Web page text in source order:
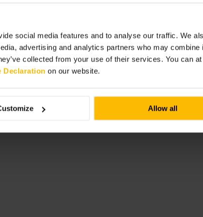
social media features and to analyse our traffic. We
advertising and analytics partners who may combine
collected from your use of their services. You can
Declaration on our website.
Allow all